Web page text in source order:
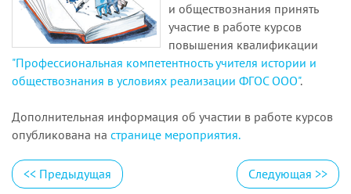
и обществознания принять
участие в работе курсов
повышения квалификации
"Профессиональная компетентность учителя истории и
обществознания в условиях реализации ФГОС ООО".
Дополнительная информация об участии в работе курсов
опубликована на странице мероприятия.
<< Предыдущая Следующая >>